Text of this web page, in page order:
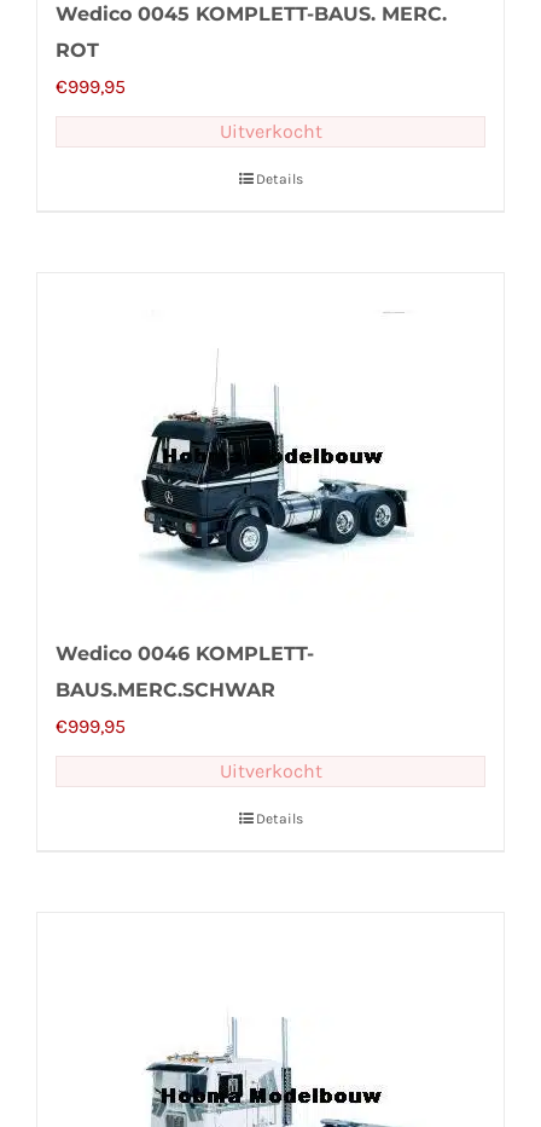
Wedico 0045 KOMPLETT-BAUS. MERC.
ROT
€999,95
Uitverkocht
Details
Wedico 0046 KOMPLETT-
BAUS.MERC.SCHWAR
€999,95
Uitverkocht
Details